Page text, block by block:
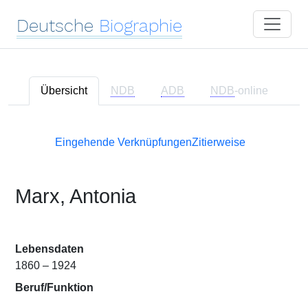
Deutsche Biographie
Übersicht NDB ADB NDB-online
Eingehende VerknüpfungenZitierweise
Marx, Antonia
Lebensdaten
1860 – 1924
Beruf/Funktion